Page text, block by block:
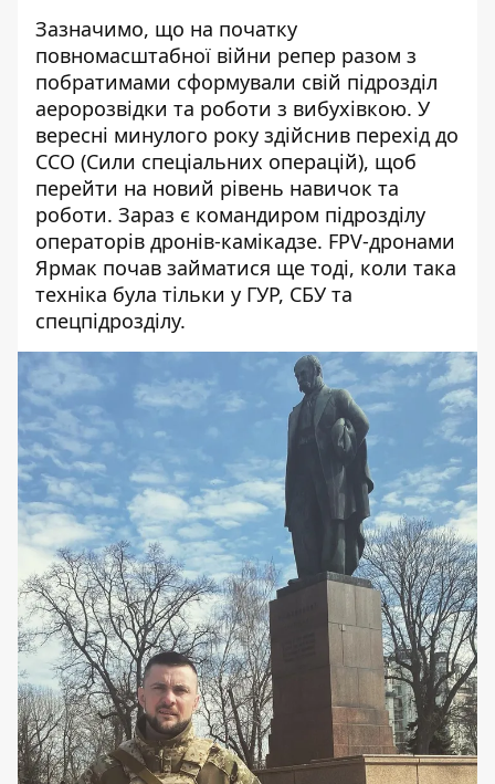
Зазначимо, що на початку
повномасштабної війни репер разом з
побратимами сформували свій підрозділ
аеророзвідки та роботи з вибухівкою. У
вересні минулого року здійснив перехід до
ССО (Сили спеціальних операцій), щоб
перейти на новий рівень навичок та
роботи. Зараз є командиром підрозділу
операторів дронів-камікадзе. FPV-дронами
Ярмак почав займатися ще тоді, коли така
техніка була тільки у ГУР, СБУ та
спецпідрозділу.